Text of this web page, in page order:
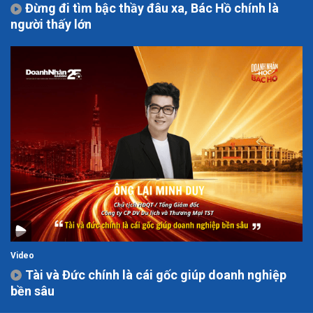
Đừng đi tìm bậc thầy đâu xa, Bác Hồ chính là
người thấy lớn
Video
Tài và Đức chính là cái gốc giúp doanh nghiệp
bền sâu